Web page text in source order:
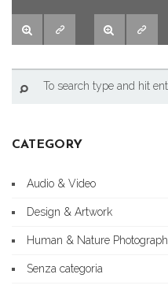
CATEGORY
Audio & Video
Design & Artwork
Human & Nature
Senza categoria